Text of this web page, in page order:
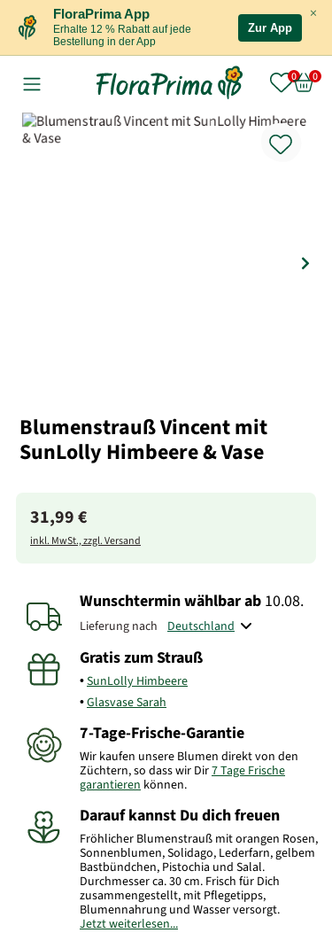
×
FloraPrima App
Erhalte 12 % Rabatt auf jede
Bestellung in der App
Zur App
Blumenstrauß Vincent mit
SunLolly Himbeere & Vase
31,99 €
inkl. MwSt., zzgl. Versand
Wunschtermin wählbarab 10.08.
Lieferung nach
Gratis zum Strauß
SunLolly Himbeere
Glasvase Sarah
7-Tage-Frische-Garantie
Wir kaufen unsere Blumen direkt von den
Züchtern, so dass wir Dir7 Tage Frische
garantieren können.
Darauf kannst Du dich freuen
Fröhlicher Blumenstrauß mit orangen Rosen,
Sonnenblumen, Solidago, Lederfarn, gelbem
Bastbündchen, Pistochia und Salal.
Durchmesser ca. 30 cm. Frisch für Dich
zusammengestellt, mit Pflegetipps,
Blumennahrung und Wasser versorgt.
Jetzt weiterlesen...